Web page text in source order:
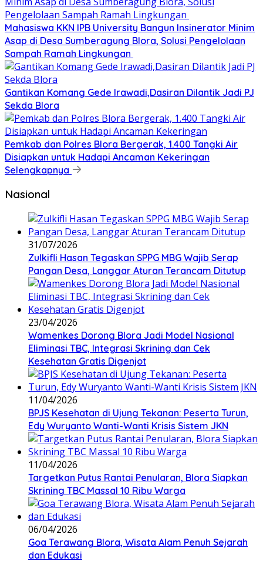
Mahasiswa KKN IPB University Bangun Insinerator Minim
Asap di Desa Sumberagung Blora, Solusi Pengelolaan
Sampah Ramah Lingkungan ‎
Gantikan Komang Gede Irawadi,Dasiran Dilantik Jadi PJ
Sekda Blora
Pemkab dan Polres Blora Bergerak, 1.400 Tangki Air
Disiapkan untuk Hadapi Ancaman Kekeringan
Selengkapnya
Nasional
31/07/2026
Zulkifli Hasan Tegaskan SPPG MBG Wajib Serap
Pangan Desa, Langgar Aturan Terancam Ditutup
23/04/2026
Wamenkes Dorong Blora Jadi Model Nasional
Eliminasi TBC, Integrasi Skrining dan Cek
Kesehatan Gratis Digenjot
11/04/2026
BPJS Kesehatan di Ujung Tekanan: Peserta Turun,
Edy Wuryanto Wanti-Wanti Krisis Sistem JKN
11/04/2026
‎Targetkan Putus Rantai Penularan, Blora Siapkan
Skrining TBC Massal 10 Ribu Warga
06/04/2026
Goa Terawang Blora, Wisata Alam Penuh Sejarah
dan Edukasi